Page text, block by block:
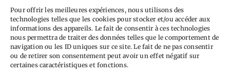
Pour offrir les meilleures expériences, nous utilisons des
technologies telles que les cookies pour stocker et/ou accéder aux
informations des appareils. Le fait de consentir à ces technologies
nous permettra de traiter des données telles que le comportement de
navigation ou les ID uniques sur ce site. Le fait de ne pas consentir
ou de retirer son consentement peut avoir un effet négatif sur
certaines caractéristiques et fonctions.
Pas de Modification 4.0 International.
Fondé(e) sur une œuvre dehttps://mcalp.fr.